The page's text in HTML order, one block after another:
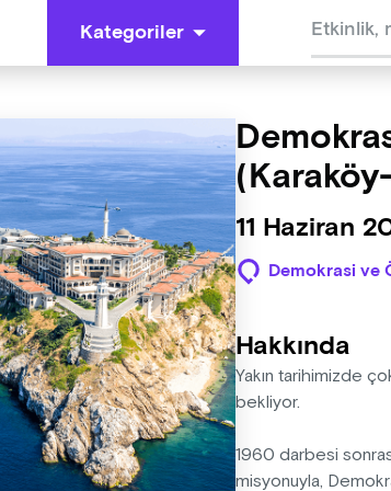
Kategoriler
11 Haziran
Demokrasi ve
Hakkında
Yakın tarihimizde
bekliyor.
1960 darbesi
misyonuyla,